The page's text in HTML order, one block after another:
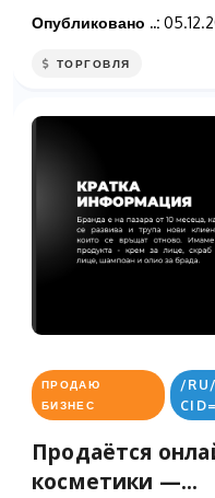
Опубликовано ..:
ТОРГОВЛЯ
ПРОДАЮ
БИЗНЕС
/
Продаётся
косметики —...